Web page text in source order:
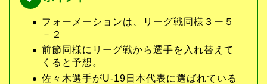
フォーメーションは、リーグ戦同様３ー５
－２
前節同様にリーグ戦から選手を入れ替えて
くると予想。
佐々木選手がU-19日本代表に選ばれている